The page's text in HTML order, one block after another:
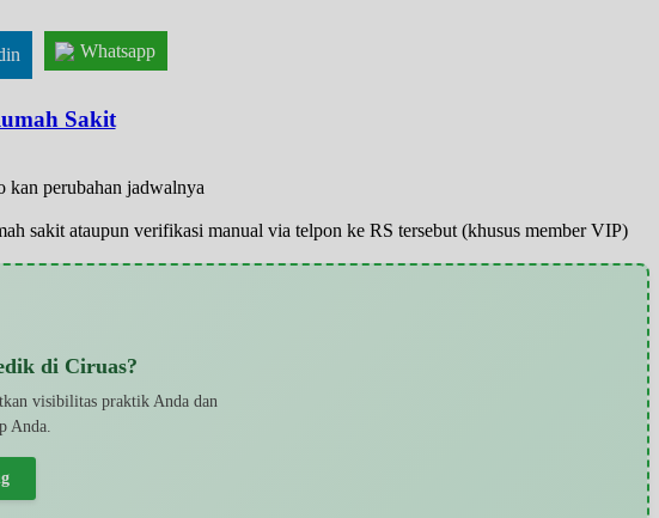
Whatsapp
Sakit
kan perubahan jadwalnya
sakit ataupun verifikasi manual via telpon ke RS tersebut (khusus member VIP)
di Ciruas?
visibilitas praktik Anda dan
Anda.